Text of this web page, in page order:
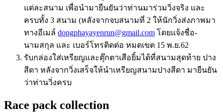
แต่ละสนาม เพื่อนำมายืนยันว่าท่านมาร่วมวิ่งจริง และ
ครบทั้ง 3 สนาม (หลังจากจบสนามที่ 2 ให้นักวิ่งส่งภาพมา
ทางอีเมล์ dongphayayenrun@gmail.com โดยแจ้งชื่อ-
นามสกุล และ เบอร์โทรติดต่อ หมดเขต 15 พ.ย.62
รับกล่องใส่เหรียญและตุ๊กตาเสือยิ้มได้ที่สนามสุดท้าย ปาง
สีดา หลังจากวิ่งเสร็จให้นำเหรียญสนามปางสีดา มายืนยัน
ว่าท่านวิ่งครบ
Race pack collection